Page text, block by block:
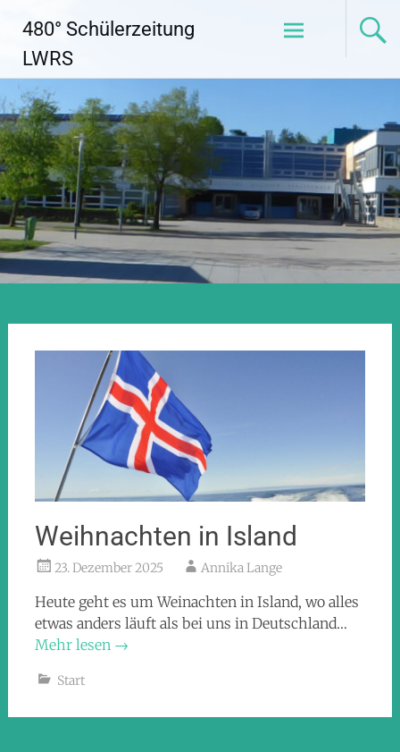
Inhalt
springen
480° Schülerzeitung
LWRS
Weihnachten in Island
23. Dezember 2025 Annika Lange
Heute geht es um Weinachten in Island, wo alles
etwas anders läuft als bei uns in Deutschland…
Mehr lesen →
Start